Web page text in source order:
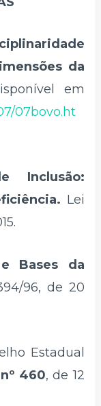
da
em
07bovo.ht
Inclusão:
Lei
Bases da
96, de 20
Estadual
460, de 12